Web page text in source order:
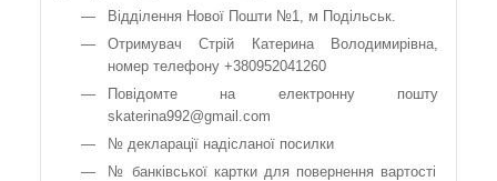
Відділення Нової Пошти №1, м Подільськ.
Отримувач Стрій Катерина Володимирівна,
номер телефону +380952041260
Повідомте на електронну пошту
skaterina992@gmail.com
№ декларації надісланої посилки
№ банківської картки для повернення вартості